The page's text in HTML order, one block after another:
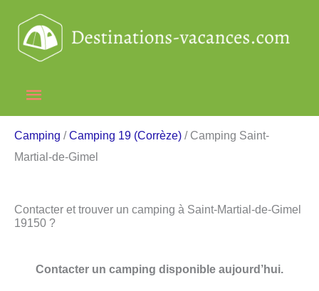
contenu
Menu
principal
Camping /Camping 19 (Corrèze) / Camping Saint-
Martial-de-Gimel
Contacter et trouver un camping à Saint-Martial-de-Gimel
19150 ?
Contacter un camping disponible aujourd’hui.